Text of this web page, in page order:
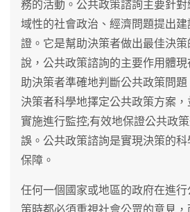
務的活動。公共政策諮詢主要針
域性的社會政治、經濟問題提出
證。它是幫助決策者做出最佳決
說，公共政策諮詢的主要作用體
助決策者準確地判斷公共政策問
決策者科學地擇定公共政策方案
實施進行監控;有效地保證公共政
誤。公共政策諮詢是實現決策的
保障。
任何一個國家或地區的政府在進